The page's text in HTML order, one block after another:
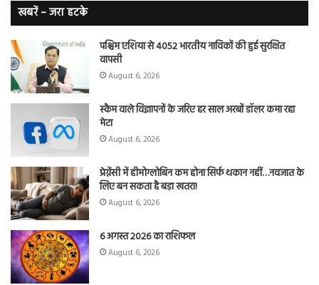
कैंसर का
शिकार
खबरें – जरा हटके
पश्चिम एशिया से 4052 भारतीय नाविकों की हुई सुरक्षित
वापसी
August 6, 2026
स्कैम वाले विज्ञापनों के जरिए हर साल अरबों डॉलर कमा रहा
मेटा
August 6, 2026
प्रेग्नेंसी में हीमोग्लोबिन कम होना सिर्फ थकान नहीं…नवजात के
लिए बन सकता है बड़ा खतरा!
August 6, 2026
6 अगस्त 2026 का राशिफल
August 6, 2026